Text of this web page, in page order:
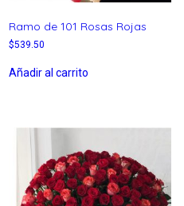
Ramo de 101 Rosas Rojas
$539.50
Añadir al carrito